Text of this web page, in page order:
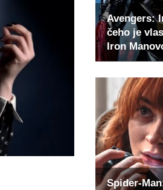
Avengers:
čeho je
Iron
Spider-